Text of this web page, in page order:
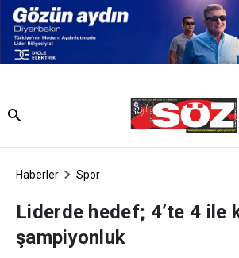
Haberler Spor
Liderde hedef; 4’te 4 ile
şampiyonluk